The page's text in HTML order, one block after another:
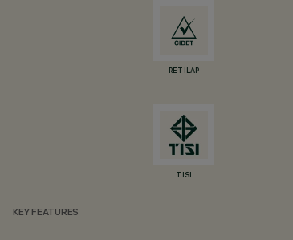
RETILAP
TISI
KEY FEATURES